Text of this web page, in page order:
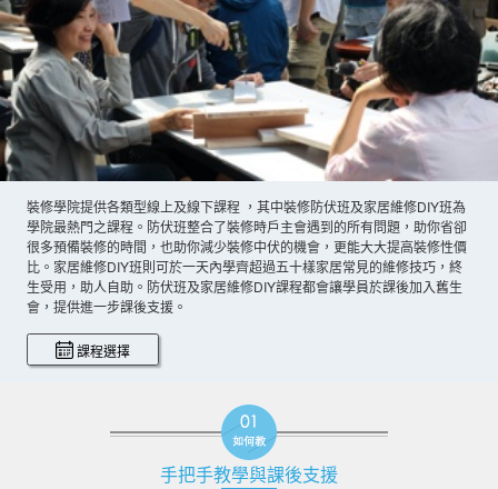
裝修學院提供各類型線上及線下課程 ，其中裝修防伏班及家居維修DIY班為
學院最熱門之課程。防伏班整合了裝修時戶主會遇到的所有問題，助你省卻
很多預備裝修的時間，也助你減少裝修中伏的機會，更能大大提高裝修性價
比。家居維修DIY班則可於一天內學齊超過五十樣家居常見的維修技巧，終
生受用，助人自助。防伏班及家居維修DIY課程都會讓學員於課後加入舊生
會，提供進一步課後支援。
課程選擇
手把手教學與課後支援